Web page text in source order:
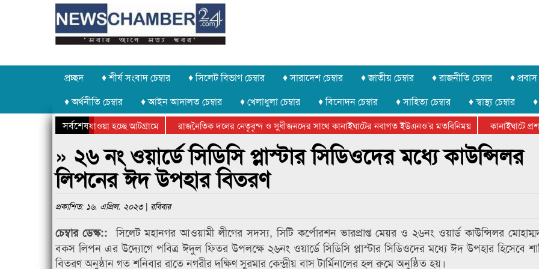
প্রচ্ছদ ♦ শীর্ষ সংবাদ চেম্বার ♦ সিলেট বিভাগ চেম্বার ♦ সারাদেশ চেম্বার ♦ জাতীয় চেম্বার ♦ রাজনীতি চেম্বার ♦ প্রবাস
♦ অর্থনীতি চেম্বার
♦ আইন আদালত চেম্বার ♦ খেলাধুলা চেম্বার ♦ বিনোদন চেম্বার ♦ সাহিত্য চেম্বার ♦ স্বাস্থ্য চেম্বার
সর্বশেষ
চুরি করে নিয়ে যাওয়া হচ্ছে আটগ্রামে রাজনৈতিক দলের নেতৃবৃন্দ ও সুধীজনদের সাথে কানাইঘাটের নবাগত ইউএনও’র মতবিনিময় কানাইঘাটে
সিলেটে বাংলাদেশ গ্রুপ থিয়েটার ফেডারেশানের বিভাগীয় অভিনয় কর্মশালা সম্পন্ন
» ২৬ নং ওয়ার্ডে সিডিসি প্লাস্টার সিডিওদের মধ্যে কাউন্সিলর
লিপনের ঈদ উপহার বিতরণ
প্রকাশিত: ১৬. এপ্রিল. ২০২৩ | রবিবার
চেম্বার ডেস্ক::সিলেট মহানগর আওয়ামী লীগের সদস্য, সিটি কর্পোরশন ভারপ্রাপ্ত মেয়র ও ২৬নং ওয়ার্ড কাউন্সিলর
বকস লিপন এর উদ্যোগে পবিত্র ঈদুল ফিতর উপলক্ষে ২৬নং ওয়ার্ডে সিডিসি প্লাস্টার সিডিওদের মধ্যে ঈদ উপহার হিসেবে
বিতরণ অনুষ্ঠান গত শনিবার রাতে নগরীর দক্ষিণ সুরমার কেন্দ্রীয় বাস টার্মিনালের হল রুমে অনুষ্ঠিত হয়।